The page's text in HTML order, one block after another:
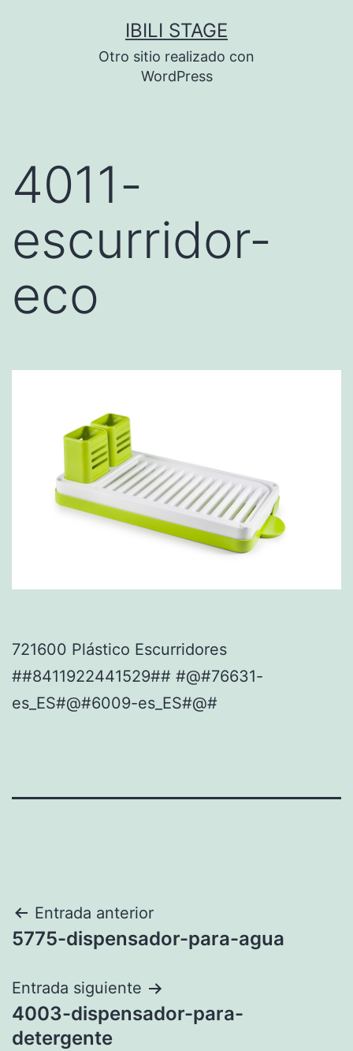
IBILI STAGE
Otro sitio realizado con
WordPress
4011-
escurridor-
eco
721600 Plástico Escurridores
##8411922441529## #@#76631-
es_ES#@#6009-es_ES#@#
Navegación
de
entradas
Entrada anterior
5775-dispensador-para-agua
Entrada siguiente
4003-dispensador-para-
detergente